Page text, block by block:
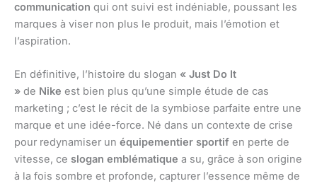
communication qui ont suivi est indéniable, poussant les
marques à viser non plus le produit, mais l’émotion et
l’aspiration.
En définitive, l’histoire du slogan « Just Do It
» de Nike est bien plus qu’une simple étude de cas
marketing ; c’est le récit de la symbiose parfaite entre une
marque et une idée-force. Né dans un contexte de crise
pour redynamiser un équipementier sportif en perte de
vitesse, ce slogan emblématique a su, grâce à son origine
à la fois sombre et profonde, capturer l’essence même de